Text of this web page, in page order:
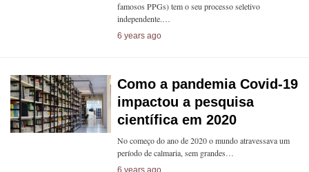
famosos PPGs) tem o seu processo seletivo
independente.…
6 years ago
Como a pandemia Covid-19
impactou a pesquisa
científica em 2020
No começo do ano de 2020 o mundo atravessava um
período de calmaria, sem grandes…
6 years ago